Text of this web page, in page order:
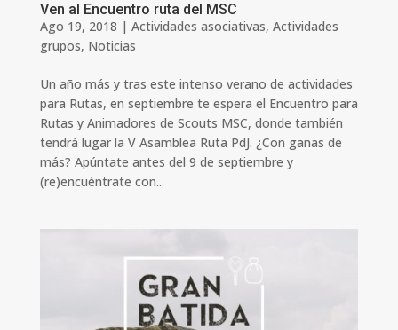
Ven al Encuentro ruta del MSC
Ago 19, 2018 | Actividades asociativas, Actividades
grupos, Noticias
Un año más y tras este intenso verano de actividades
para Rutas, en septiembre te espera el Encuentro para
Rutas y Animadores de Scouts MSC, donde también
tendrá lugar la V Asamblea Ruta PdJ. ¿Con ganas de
más? Apúntate antes del 9 de septiembre y
(re)encuéntrate con...